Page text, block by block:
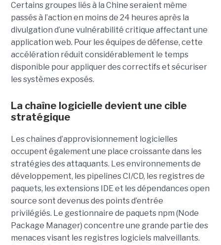
Certains groupes liés à la Chine seraient même
passés à l’action en moins de 24 heures après la
divulgation d’une vulnérabilité critique affectant une
application web. Pour les équipes de défense, cette
accélération réduit considérablement le temps
disponible pour appliquer des correctifs et sécuriser
les systèmes exposés.
La chaîne logicielle devient une cible
stratégique
Les chaînes d’approvisionnement logicielles
occupent également une place croissante dans les
stratégies des attaquants. Les environnements de
développement, les pipelines CI/CD, les registres de
paquets, les extensions IDE et les dépendances open
source sont devenus des points d’entrée
privilégiés. Le gestionnaire de paquets npm (Node
Package Manager) concentre une grande partie des
menaces visant les registres logiciels malveillants.